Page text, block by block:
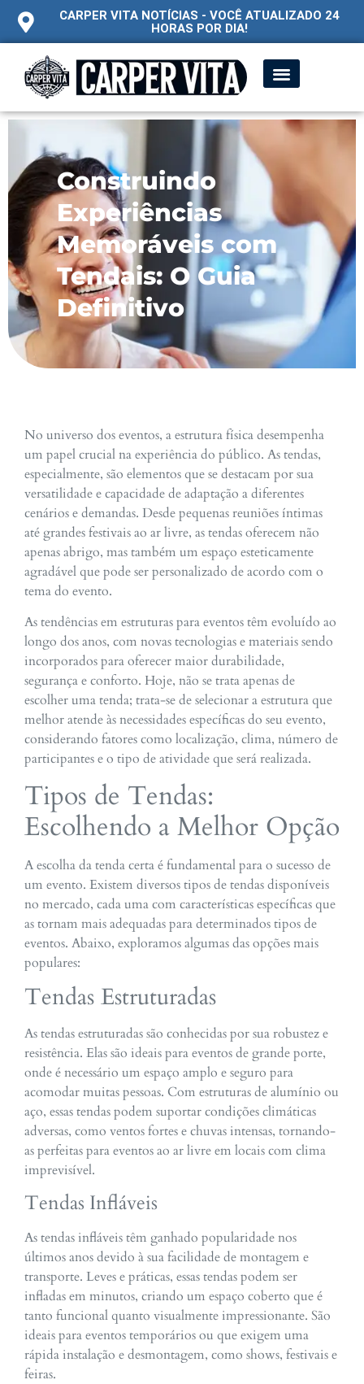
CARPER VITA NOTÍCIAS - VOCÊ ATUALIZADO 24
HORAS POR DIA!
Construindo
Experiências
Memoráveis com
Tendais: O Guia
Definitivo
No universo dos eventos, a estrutura física desempenha
um papel crucial na experiência do público. As tendas,
especialmente, são elementos que se destacam por sua
versatilidade e capacidade de adaptação a diferentes
cenários e demandas. Desde pequenas reuniões íntimas
até grandes festivais ao ar livre, as tendas oferecem não
apenas abrigo, mas também um espaço esteticamente
agradável que pode ser personalizado de acordo com o
tema do evento.
As tendências em estruturas para eventos têm evoluído ao
longo dos anos, com novas tecnologias e materiais sendo
incorporados para oferecer maior durabilidade,
segurança e conforto. Hoje, não se trata apenas de
escolher uma tenda; trata-se de selecionar a estrutura que
melhor atende às necessidades específicas do seu evento,
considerando fatores como localização, clima, número de
participantes e o tipo de atividade que será realizada.
Tipos de Tendas:
Escolhendo a Melhor Opção
A escolha da tenda certa é fundamental para o sucesso de
um evento. Existem diversos tipos de tendas disponíveis
no mercado, cada uma com características específicas que
as tornam mais adequadas para determinados tipos de
eventos. Abaixo, exploramos algumas das opções mais
populares:
Tendas Estruturadas
As tendas estruturadas são conhecidas por sua robustez e
resistência. Elas são ideais para eventos de grande porte,
onde é necessário um espaço amplo e seguro para
acomodar muitas pessoas. Com estruturas de alumínio ou
aço, essas tendas podem suportar condições climáticas
adversas, como ventos fortes e chuvas intensas, tornando-
as perfeitas para eventos ao ar livre em locais com clima
imprevisível.
Tendas Infláveis
As tendas infláveis têm ganhado popularidade nos
últimos anos devido à sua facilidade de montagem e
transporte. Leves e práticas, essas tendas podem ser
infladas em minutos, criando um espaço coberto que é
tanto funcional quanto visualmente impressionante. São
ideais para eventos temporários ou que exigem uma
rápida instalação e desmontagem, como shows, festivais e
feiras.